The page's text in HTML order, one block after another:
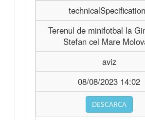
Terenul de minifotbal la
Stefan cel Mare
aviz
08/08/2023 14:02
DESCARCA